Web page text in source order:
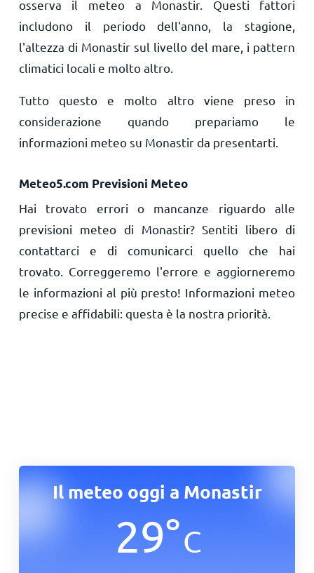
osserva il meteo a Monastir. Questi fattori
includono il periodo dell'anno, la stagione,
l'altezza di Monastir sul livello del mare, i pattern
climatici locali e molto altro.
Tutto questo e molto altro viene preso in
considerazione quando prepariamo le
informazioni meteo su Monastir da presentarti.
Meteo5.com Previsioni Meteo
Hai trovato errori o mancanze riguardo alle
previsioni meteo di Monastir? Sentiti libero di
contattarci e di comunicarci quello che hai
trovato. Correggeremo l'errore e aggiorneremo
le informazioni al più presto! Informazioni meteo
precise e affidabili: questa è la nostra priorità.
Il meteo oggi a Monastir
29°C